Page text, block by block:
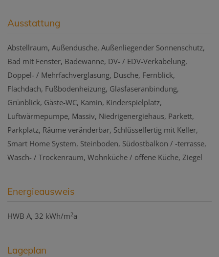
Ausstattung
Abstellraum Außendusche Außenliegender Sonnenschutz
Bad mit Fenster Badewanne DV- / EDV-Verkabelung
Doppel- / Mehrfachverglasung Dusche Fernblick
Flachdach Fußbodenheizung Glasfaseranbindung
Grünblick Gäste-WC Kamin Kinderspielplatz
Luftwärmepumpe Massiv Niedrigenergiehaus Parkett
Parkplatz Räume veränderbar Schlüsselfertig mit Keller
Smart Home System Steinboden Südostbalkon / -terrasse
Wasch- / Trockenraum Wohnküche / offene Küche Ziegel
Energieausweis
HWB A, 32 kWh/m2a
Lageplan